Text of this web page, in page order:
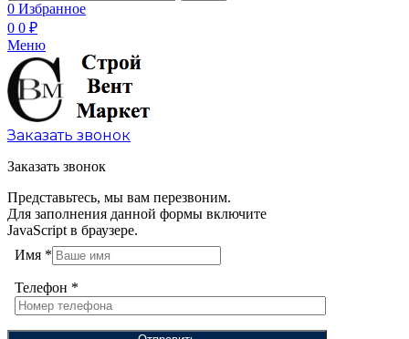
0 Избранное
0 0 ₽
Меню
Заказать звонок
Заказать звонок
Представьтесь, мы вам перезвоним.
Для заполнения данной формы включите
JavaScript в браузере.
Имя *
Телефон *